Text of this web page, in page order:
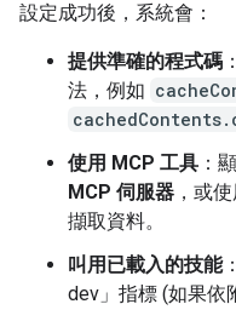
設定成功後，系統會：
提供準確的程式碼
法，例如
使用 MCP 工具 ：
MCP 伺服器 ，或
擷取資料。
叫用已載入的技能
dev」指標 (如果依